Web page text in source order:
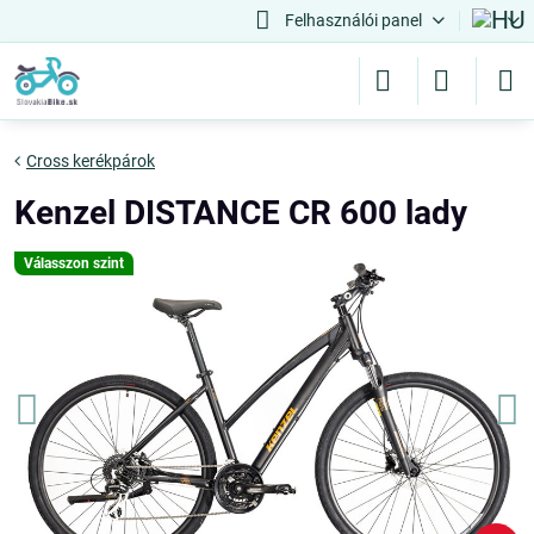
Felhasználói panel
Válasszon szint
Cross kerékpárok
Kenzel DISTANCE CR 600 lady